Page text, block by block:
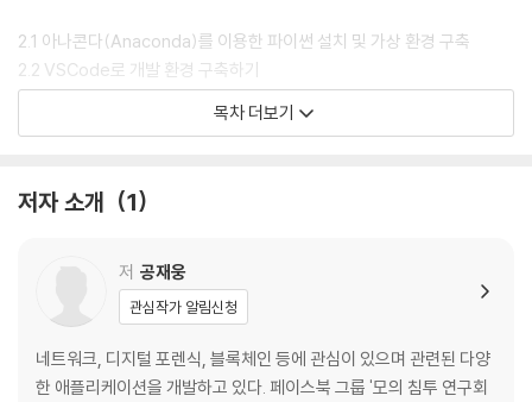
2.1 아나콘다(Anaconda)를 이용한 파이썬 설치 및 가상 환경 구축
2.2 VSCode로 개발 환경 구축하기
2.3 Anaconda 가상 환경과 PIP로 패키지 관리하기
3.1 파이썬 실행과 출력문
3.3 집합, 딕셔너리, 부울(bool) 자료형
3.4 반복문과 조건문
3.5 함수
3.6 오류와 예외
3.7 모듈과 패키지
목차 더보기
저자 소개 1
저 공재웅
관심작가 알림신청
네트워크, 디지털 포렌식, 블록체인 등에 관심이 있으며 관련된 다양
한 애플리케이션을 개발하고 있다. 페이스북 그룹 '모의 침투 연구회